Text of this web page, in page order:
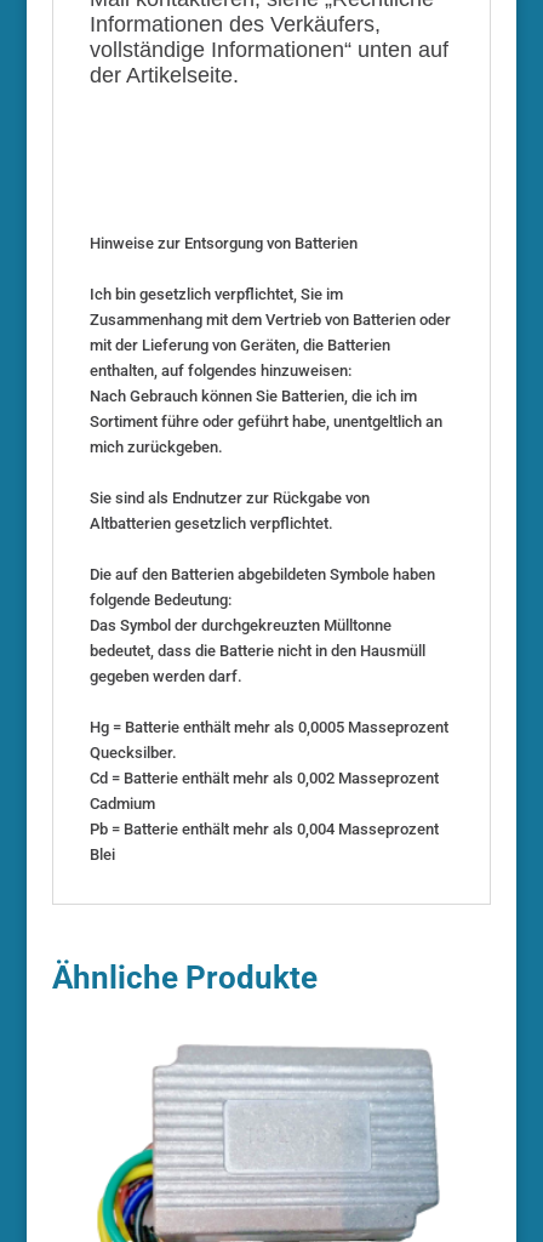
Informationen des Verkäufers,
vollständige Informationen“ unten auf
der Artikelseite.
Hinweise zur Entsorgung von Batterien
Ich bin gesetzlich verpflichtet, Sie im
Zusammenhang mit dem Vertrieb von Batterien oder
mit der Lieferung von Geräten, die Batterien
enthalten, auf folgendes hinzuweisen:
Nach Gebrauch können Sie Batterien, die ich im
Sortiment führe oder geführt habe, unentgeltlich an
mich zurückgeben.
Sie sind als Endnutzer zur Rückgabe von
Altbatterien gesetzlich verpflichtet.
Die auf den Batterien abgebildeten Symbole haben
folgende Bedeutung:
Das Symbol der durchgekreuzten Mülltonne
bedeutet, dass die Batterie nicht in den Hausmüll
gegeben werden darf.
Hg = Batterie enthält mehr als 0,0005 Masseprozent
Quecksilber.
Cd = Batterie enthält mehr als 0,002 Masseprozent
Cadmium
Pb = Batterie enthält mehr als 0,004 Masseprozent
Blei
Ähnliche Produkte